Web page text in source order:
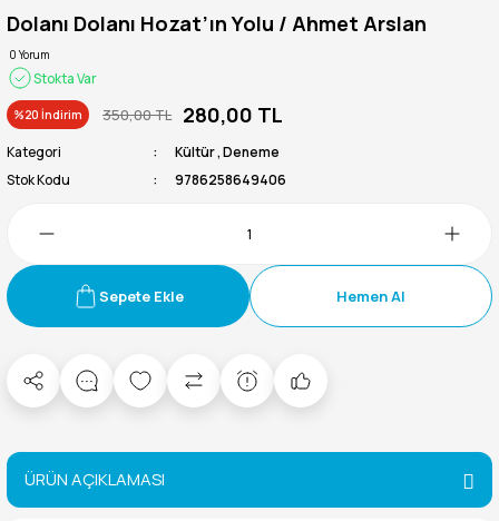
Dolanı Dolanı Hozat’ın Yolu / Ahmet Arslan
0 Yorum
Stokta Var
%20 İndirim 350,00 TL 280,00 TL
Kategori Kültür,Deneme
Stok Kodu
9786258649406
Sepete Ekle Hemen Al
ÜRÜN AÇIKLAMASI